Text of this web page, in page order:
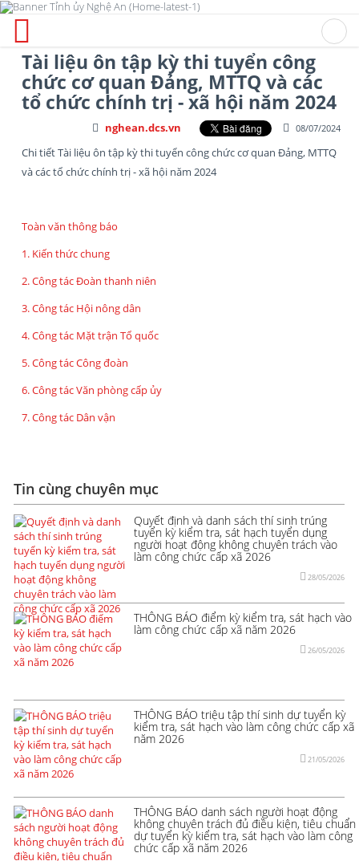
Tài liệu ôn tập kỳ thi tuyển công
chức cơ quan Đảng, MTTQ và các
tổ chức chính trị - xã hội năm 2024
08/07/2024
nghean.dcs.vn
Chi tiết Tài liệu ôn tập kỳ thi tuyển công chức cơ quan Đảng, MTTQ
và các tổ chức chính trị - xã hội năm 2024
Toàn văn thông báo
1. Kiến thức chung
2. Công tác Đoàn thanh niên
3. Công tác Hội nông dân
4. Công tác Mặt trận Tổ quốc
5. Công tác Công đoàn
6. Công tác Văn phòng cấp ủy
7. Công tác Dân vận
Tin cùng chuyên mục
Quyết định và danh sách thí sinh trúng
tuyển kỳ kiểm tra, sát hạch tuyển dụng
người hoạt động không chuyên trách vào
làm công chức cấp xã 2026
28/05/2026
THÔNG BÁO điểm kỳ kiểm tra, sát hạch vào
làm công chức cấp xã năm 2026
26/05/2026
THÔNG BÁO triệu tập thí sinh dự tuyển kỳ
kiểm tra, sát hạch vào làm công chức cấp xã
năm 2026
21/05/2026
THÔNG BÁO danh sách người hoạt động
không chuyên trách đủ điều kiện, tiêu chuẩn
dự tuyển kỳ kiểm tra, sát hạch vào làm công
chức cấp xã năm 2026